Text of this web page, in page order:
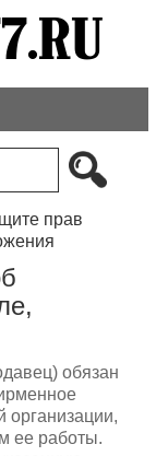
прав
обязан
организации,
ее работы.